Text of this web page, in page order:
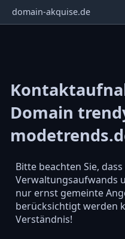
domain-akquise.de
Domain
Bitte beachten Sie,
Verwaltungsaufwands
nur ernst gemeinte
berücksichtigt werden
Verständnis!